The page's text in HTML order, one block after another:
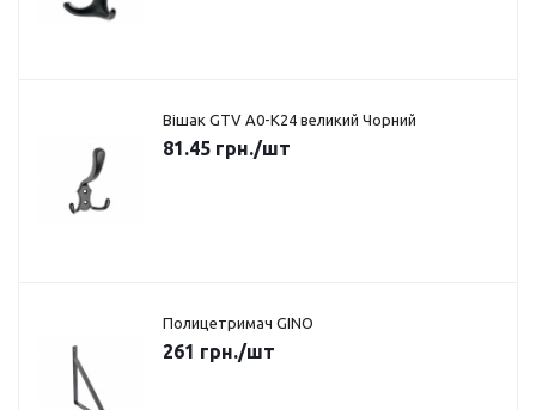
Вішак GTV A0-K24 великий Чорний
81.45 грн./шт
Полицетримач GINO
261 грн./шт